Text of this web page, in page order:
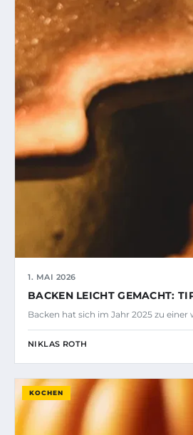
1. MAI 2026
BACKEN LEICHT GEMACHT:
Backen hat sich im Jahr 2025 zu
NIKLAS ROTH
KOCHEN